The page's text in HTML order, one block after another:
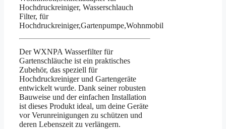
Hochdruckreiniger, Wasserschlauch
Filter, für
Hochdruckreiniger,Gartenpumpe,Wohnmobil
Der WXNPA Wasserfilter für
Gartenschläuche ist ein praktisches
Zubehör, das speziell für
Hochdruckreiniger und Gartengeräte
entwickelt wurde. Dank seiner robusten
Bauweise und der einfachen Installation
ist dieses Produkt ideal, um deine Geräte
vor Verunreinigungen zu schützen und
deren Lebenszeit zu verlängern.